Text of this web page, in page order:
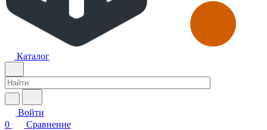
Каталог
Войти
0
Сравнение